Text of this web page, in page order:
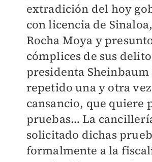
extradición del hoy
con licencia de
Rocha Moya y
cómplices de sus
presidenta Sheinbaum
repetido una y otra
cansancio, que quiere
pruebas… La
solicitado dichas
formalmente a la